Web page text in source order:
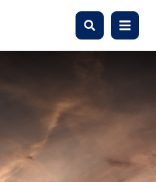
Zoeken Menu